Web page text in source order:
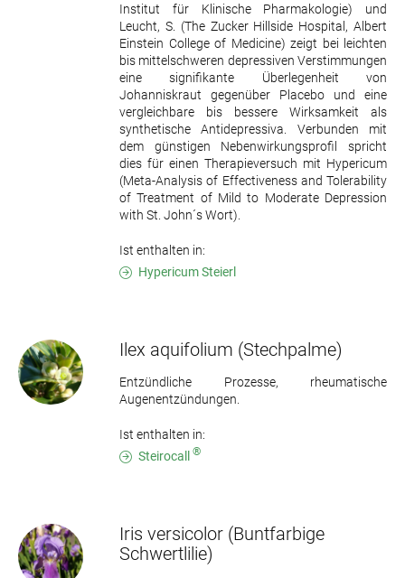
Institut für Klinische Pharmakologie) und
Leucht, S. (The Zucker Hillside Hospital, Albert
Einstein College of Medicine) zeigt bei leichten
bis mittelschweren depressiven Verstimmungen
eine signifikante Überlegenheit von
Johanniskraut gegenüber Placebo und eine
vergleichbare bis bessere Wirksamkeit als
synthetische Antidepressiva. Verbunden mit
dem günstigen Nebenwirkungsprofil spricht
dies für einen Therapieversuch mit Hypericum
(Meta-Analysis of Effectiveness and Tolerability
of Treatment of Mild to Moderate Depression
with St. John´s Wort).
Ist enthalten in:
Hypericum Steierl
Ilex aquifolium (Stechpalme)
Entzündliche Prozesse, rheumatische
Augenentzündungen.
Ist enthalten in:
Steirocall ®
Iris versicolor (Buntfarbige
Schwertlilie)